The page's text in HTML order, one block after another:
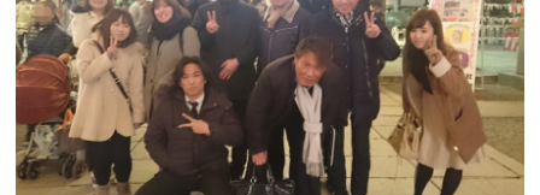
経営理念・
会社案内
スタッフ紹介
KATSUMIの
取り組み
採用情報
家づくりサポート